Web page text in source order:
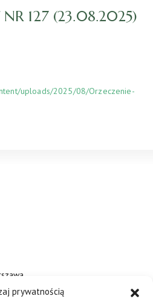
prywatnością
NR 127 (23.08.2025)
uploads/2025/08/Orzeczenie-